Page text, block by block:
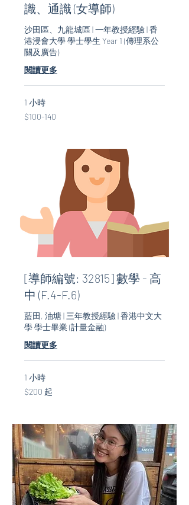
識、通識 (女導師)
沙田區、九龍城區 | 一年教授經驗 | 香
港浸會大學 學士學生 Year 1 (傳理系公
關及廣告)
閱讀更多
1 小時
$100-
140
$100-140
[導師編號: 32815] 數學 - 高
中 (F.4-F.6)
藍田, 油塘 | 三年教授經驗 | 香港中文大
學 學士畢業 (計量金融)
閱讀更多
1 小時
$200
起
$200 起